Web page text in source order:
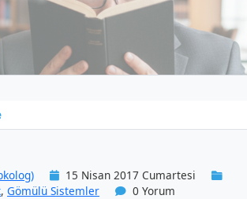
15 Nisan 2017 Cumartesi
, Gömülü Sistemler 0 Yorum